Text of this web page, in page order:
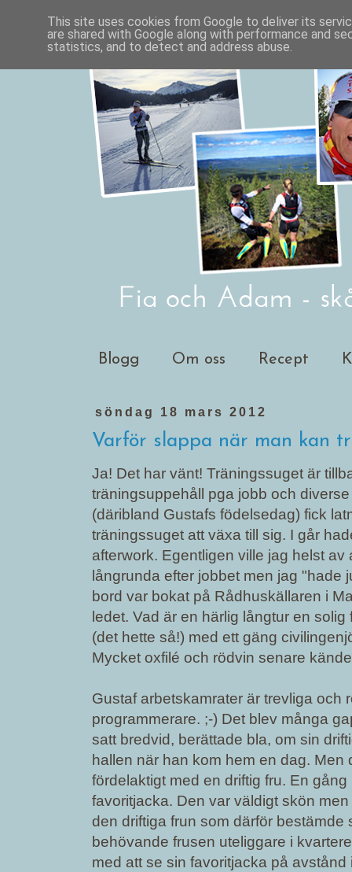
Blogg Om oss Recept
söndag 18 mars 2012
Varför slappa när man kan
Ja! Det har vänt! Träningssuget är
träningsuppehåll pga jobb och
(däribland Gustafs födelsedag) fick
träningssuget att växa till sig. I går
afterwork. Egentligen ville jag helst
långrunda efter jobbet men jag "hade
bord var bokat på Rådhuskällaren i
ledet. Vad är en härlig långtur en
(det hette så!) med ett gäng
Mycket oxfilé och rödvin senare
Gustaf arbetskamrater är trevliga och
programmerare. ;-) Det blev många
satt bredvid, berättade bla, om sin
hallen när han kom hem en dag. Men
fördelaktigt med en driftig fru. En
favoritjacka. Den var väldigt skön
den driftiga frun som därför bestämde
behövande frusen uteliggare i
med att se sin favoritjacka på avstånd
This site uses cookies from Google to deliver its
are shared with Google along with performance and
statistics, and to detect and address abuse.